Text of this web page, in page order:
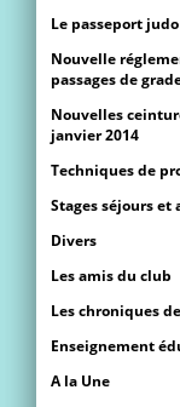
Le passeport
Nouvelle
passages de
Nouvelles
janvier 2014
Techniques de
Stages séjours
Divers
Les amis du club
Les chroniques
Enseignement
A la Une